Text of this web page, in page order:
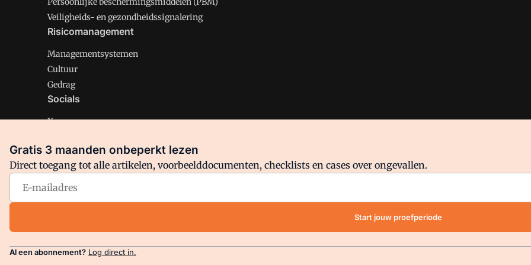
Veiligheids- en gezondheidssignalering
Risicomanagement
Managementsystemen
Cultuur
Gedrag
Socials
X
Facebook
Arbo is onderdeel van VMN media. Lees inons manifestwaar VMN media voor staat. Op gebruik van deze site zijn de
Gratis 3 maanden onbeperkt lezen
Direct toegang tot alle artikelen, voorbeelddocumenten, checklists en cases over ongevallen.
Start jouw proefperiode
Al een abonnement? Log direct in.